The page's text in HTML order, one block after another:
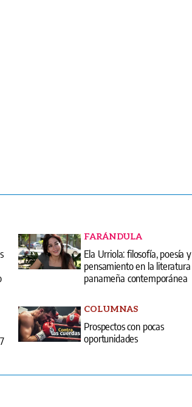
FARÁNDULA
Ela Urriola: filosofía, poesía y
pensamiento en la literatura
panameña contemporánea
COLUMNAS
Prospectos con pocas
oportunidades